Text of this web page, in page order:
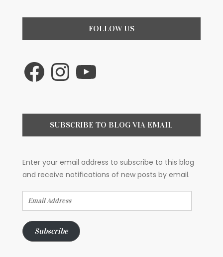
FOLLOW US
FacebookInstagramYouTube
SUBSCRIBE TO BLOG VIA EMAIL
Enter your email address to subscribe to this blog
and receive notifications of new posts by email.
Email
Address
Subscribe